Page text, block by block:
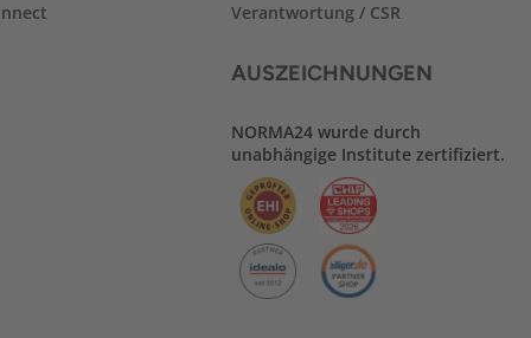
Verantwortung / CSR
AUSZEICHNUNGEN
NORMA24 wurde durch
unabhängige Institute zertifiziert.